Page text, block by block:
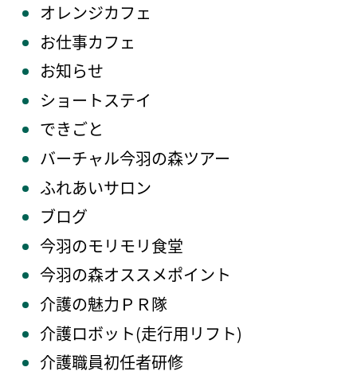
オレンジカフェ
お仕事カフェ
お知らせ
ショートステイ
できごと
バーチャル今羽の森ツアー
ふれあいサロン
ブログ
今羽のモリモリ食堂
今羽の森オススメポイント
介護の魅力ＰＲ隊
介護ロボット(走行用リフト)
介護職員初任者研修